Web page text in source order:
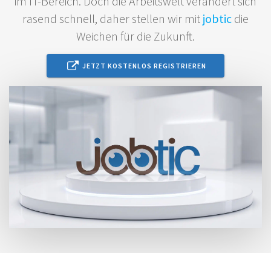
rasend schnell, daher stellen wir mit jobtic die
Weichen für die Zukunft.
JETZT KOSTENLOS REGISTRIEREN